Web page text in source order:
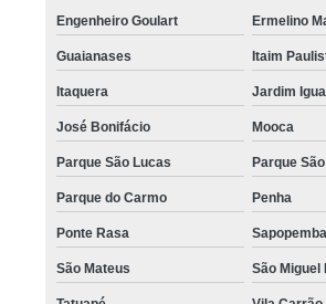
Engenheiro Goulart Ermelino
Guaianases Itaim
Itaquera Jardim
José Bonifácio Mooca
Parque São Lucas Parque
Parque do Carmo Penha
Ponte Rasa Sapopemba
São Mateus São Miguel